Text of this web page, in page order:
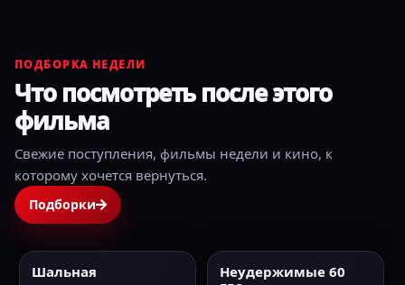
ПОДБОРКА НЕДЕЛИ
Что посмотреть после этого
фильма
Свежие поступления, фильмы недели и кино, к
которому хочется вернуться.
Подборки
2025 HD
Шальная
2010 60FPS
Неудержимые 60